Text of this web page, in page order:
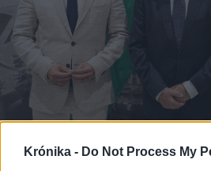
Krónika - Do Not Process My
2026. augusztus 08., szombat